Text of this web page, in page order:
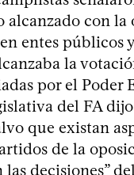
alcanzado con la
entes públicos
la
por el Poder
del FA dijo
que existan
de la
decisiones”